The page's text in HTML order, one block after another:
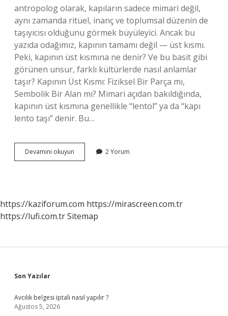
antropolog olarak, kapıların sadece mimari değil,
aynı zamanda ritüel, inanç ve toplumsal düzenin de
taşıyıcısı olduğunu görmek büyüleyici. Ancak bu
yazıda odağımız, kapının tamamı değil — üst kısmı.
Peki, kapının üst kısmına ne denir? Ve bu basit gibi
görünen unsur, farklı kültürlerde nasıl anlamlar
taşır? Kapının Üst Kısmı: Fiziksel Bir Parça mı,
Sembolik Bir Alan mı? Mimari açıdan bakıldığında,
kapının üst kısmına genellikle “lentol” ya da “kapı
lento taşı” denir. Bu…
Devamını okuyun
üst
2 Yorum
https://kaziforum.com https://mirascreen.com.tr
https://lufi.com.trSitemap
Sidebar
Son Yazılar
Avcılık belgesi iptali nasıl yapılır ?
Ağustos 5, 2026